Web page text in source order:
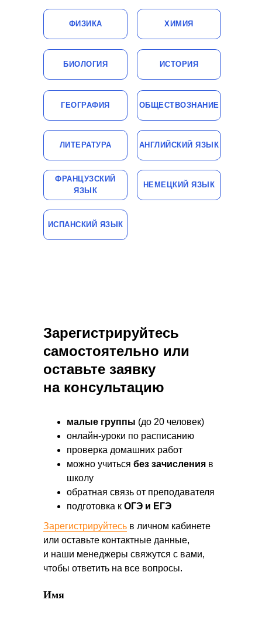
ФИЗИКА ХИМИЯ
БИОЛОГИЯ ИСТОРИЯ
ГЕОГРАФИЯ ОБЩЕСТВОЗНАНИЕ
ЛИТЕРАТУРА
ИСПАНСКИЙ ЯЗЫК
АНГЛИЙСКИЙ ЯЗЫК
ФРАНЦУЗСКИЙ
ЯЗЫК
НЕМЕЦКИЙ ЯЗЫК
Зарегистрируйтесь
самостоятельно или
оставьте заявку
на консультацию
малые группы (до 20 человек)
онлайн-уроки по расписанию
проверка домашних работ
можно учиться без зачисления в
школу
обратная связь от преподавателя
подготовка к ОГЭ и ЕГЭ
Имя
Зарегистрируйтесь в личном кабинете
или оставьте контактные данные,
и наши менеджеры свяжутся с вами,
чтобы ответить на все вопросы.